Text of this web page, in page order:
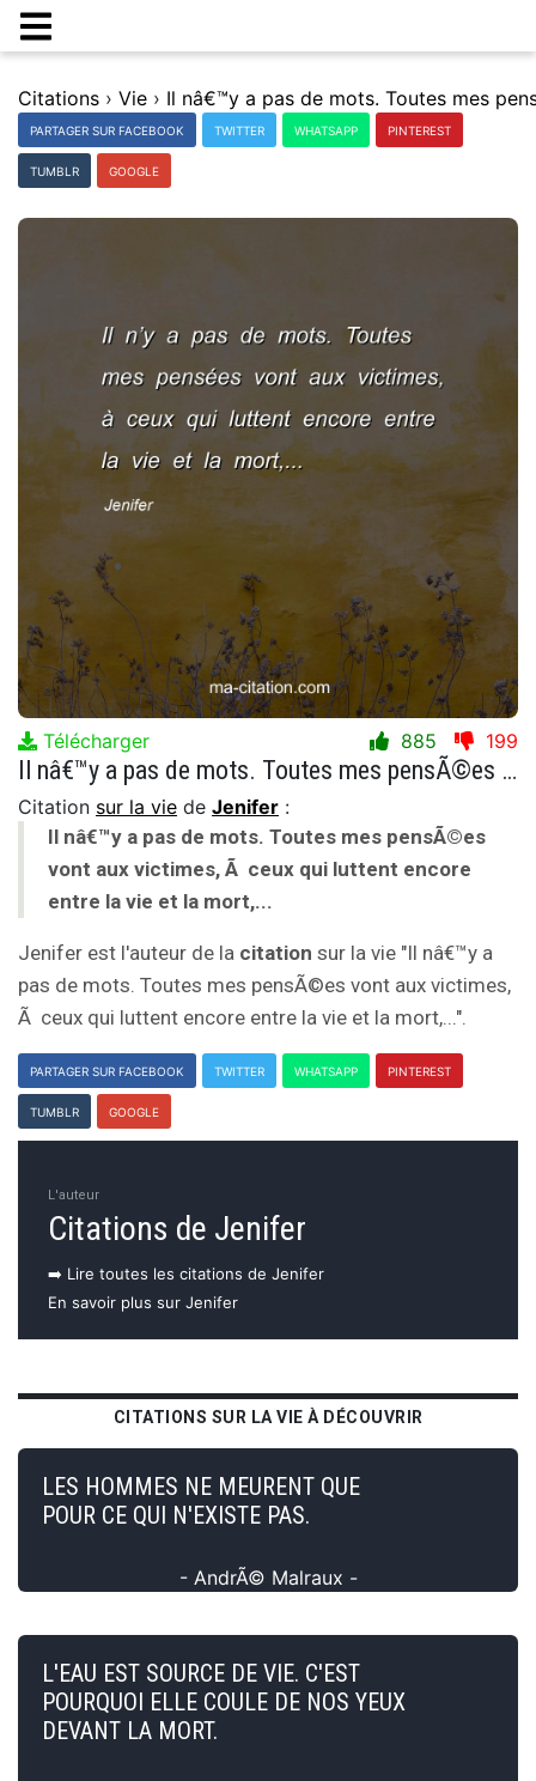
Citations › Vie ›
PARTAGER SUR FACEBOOK TWITTER WHATSAPP PINTEREST
TUMBLR GOOGLE
Télécharger 885 199
Il nâ€™y a pas de mots. Toutes mes pensÃ©es vont aux victimes, Ã ceux qui luttent encore entre la vie et la mort,...
Citation sur la vie de Jenifer :
Il nâ€™y a pas de mots. Toutes mes pensÃ©es
vont aux victimes, Ã ceux qui luttent encore
entre la vie et la mort,...
Jenifer est l'auteur de la citation sur la vie "Il nâ€™y a
pas de mots. Toutes mes pensÃ©es vont aux victimes,
Ã ceux qui luttent encore entre la vie et la mort,...".
PARTAGER SUR FACEBOOK TWITTER WHATSAPP PINTEREST
TUMBLR GOOGLE
L'auteur
Citations de Jenifer
➡️ Lire toutes les citations de Jenifer
En savoir plus sur Jenifer
CITATIONS SUR LA VIE À DÉCOUVRIR
LES HOMMES NE MEURENT QUE
POUR CE QUI N'EXISTE PAS.
- AndrÃ© Malraux -
L'EAU EST SOURCE DE VIE. C'EST
POURQUOI ELLE COULE DE NOS YEUX
DEVANT LA MORT.